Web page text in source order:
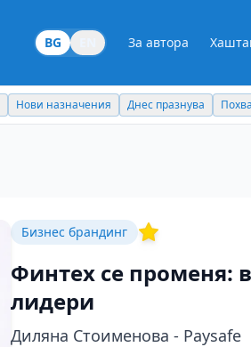
BG За автора
Нови назначения Днес празнува
Бизнес брандинг
Финтех се променя:
лидери
Диляна Стоименова - Paysafe